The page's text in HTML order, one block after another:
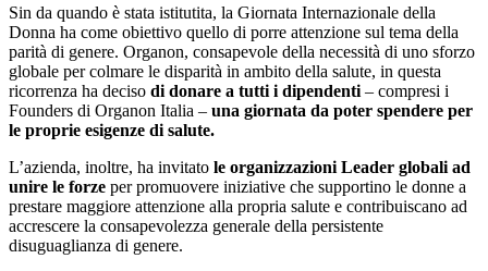
Sin da quando è stata istitutita, la Giornata Internazionale della
Donna ha come obiettivo quello di porre attenzione sul tema della
parità di genere. Organon, consapevole della necessità di uno sforzo
globale per colmare le disparità in ambito della salute, in questa
ricorrenza ha deciso di donare a tutti i dipendenti – compresi i
Founders di Organon Italia – una giornata da poter spendere per
le proprie esigenze di salute.
L’azienda, inoltre, ha invitato le organizzazioni Leader globali ad
unire le forze per promuovere iniziative che supportino le donne a
prestare maggiore attenzione alla propria salute e contribuiscano ad
accrescere la consapevolezza generale della persistente
disuguaglianza di genere.